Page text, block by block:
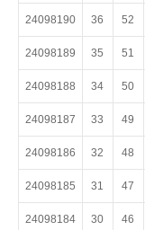
24098190 36 52
24098189 35 51
24098188 34 50
24098187 33 49
24098186 32 48
24098185 31 47
24098184 30 46